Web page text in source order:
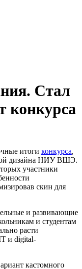
Стал
конкурса
итоги конкурса,
дизайна НИУ ВШЭ.
участники
скин для
и развивающие
и студентам
расти
и digital-
кастомного